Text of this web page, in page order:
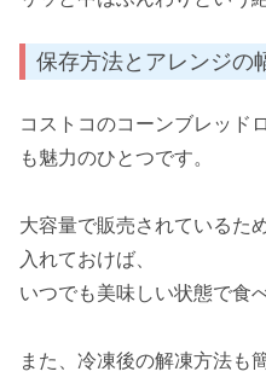
保存方法とアレンジの
コストコのコーンブレッド
も魅力のひとつです。
大容量で販売されているた
入れておけば、
いつでも美味しい状態で食
また、冷凍後の解凍方法も